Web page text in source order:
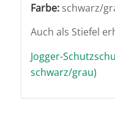
Farbe: schwarz/
Auch als Stiefel
Jogger-
schwarz/grau)